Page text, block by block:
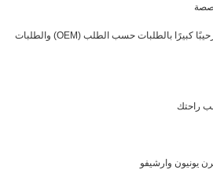
أ: نعم. مع فريق التصميم، نرحب ترحيبًا كبيرًا بالطلبات حسب الطلب (OEM) والطلبات